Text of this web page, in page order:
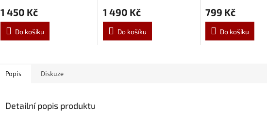
1 450 Kč
Do košíku
1 490 Kč
Do košíku
799 Kč
Do košíku
Popis Diskuze
Detailní popis produktu